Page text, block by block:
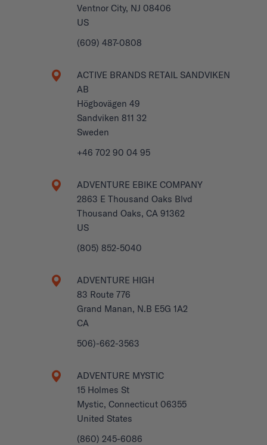
Ventnor City, NJ 08406
US
(609) 487-0808
ACTIVE BRANDS RETAIL SANDVIKEN
AB
Högbovägen 49
Sandviken 811 32
Sweden
+46 702 90 04 95
ADVENTURE EBIKE COMPANY
2863 E Thousand Oaks Blvd
Thousand Oaks, CA 91362
US
(805) 852-5040
ADVENTURE HIGH
83 Route 776
Grand Manan, N.B E5G 1A2
CA
506)-662-3563
ADVENTURE MYSTIC
15 Holmes St
Mystic, Connecticut 06355
United States
(860) 245-6086